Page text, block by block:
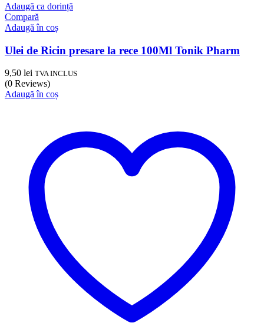
Adaugă ca dorință
Compară
Adaugă în coș
Ulei de Ricin presare la rece 100Ml Tonik Pharm
9,50 lei TVA INCLUS
(0 Reviews)
Adaugă în coș